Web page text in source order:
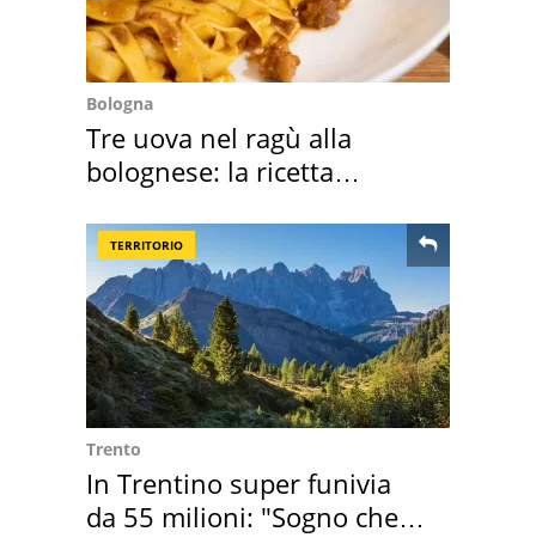
Bologna
Tre uova nel ragù alla
bolognese: la ricetta
TERRITORIO
Trento
In Trentino super funivia
da 55 milioni: "Sogno che si